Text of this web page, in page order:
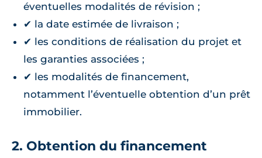
éventuelles modalités de révision ;
✔ la date estimée de livraison ;
✔ les conditions de réalisation du projet et
les garanties associées ;
✔ les modalités de financement,
notamment l’éventuelle obtention d’un prêt
immobilier.
2. Obtention du financement